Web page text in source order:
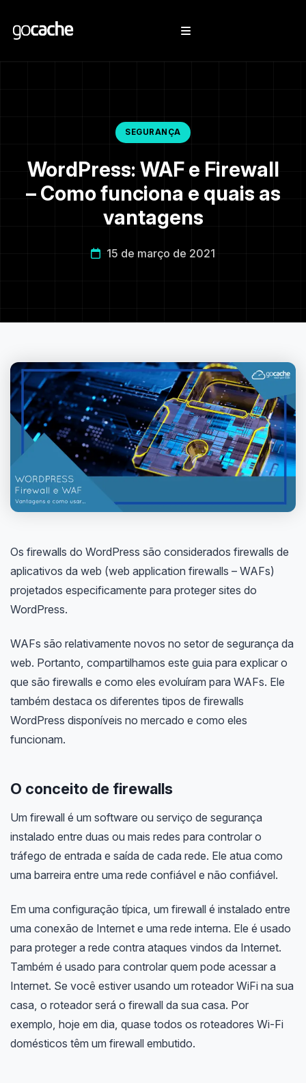
SEGURANÇA
WordPress: WAF e Firewall
– Como funciona e quais as
vantagens
15 de março de 2021
Os firewalls do WordPress são considerados firewalls de
aplicativos da web (web application firewalls – WAFs)
projetados especificamente para proteger sites do
WordPress.
WAFs são relativamente novos no setor de segurança da
web. Portanto, compartilhamos este guia para explicar o
que são firewalls e como eles evoluíram para WAFs. Ele
também destaca os diferentes tipos de firewalls
WordPress disponíveis no mercado e como eles
funcionam.
O conceito de firewalls
Um firewall é um software ou serviço de segurança
instalado entre duas ou mais redes para controlar o
tráfego de entrada e saída de cada rede. Ele atua como
uma barreira entre uma rede confiável e não confiável.
Em uma configuração típica, um firewall é instalado entre
uma conexão de Internet e uma rede interna. Ele é usado
para proteger a rede contra ataques vindos da Internet.
Também é usado para controlar quem pode acessar a
Internet. Se você estiver usando um roteador WiFi na sua
casa, o roteador será o firewall da sua casa. Por
exemplo, hoje em dia, quase todos os roteadores Wi-Fi
domésticos têm um firewall embutido.